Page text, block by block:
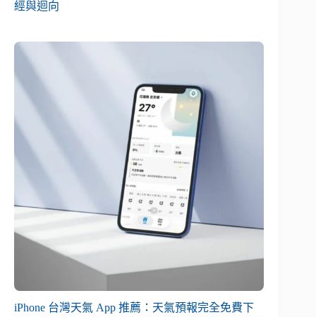
經與迴向
iPhone 台灣天氣 App 推薦：天氣預報完全免費下